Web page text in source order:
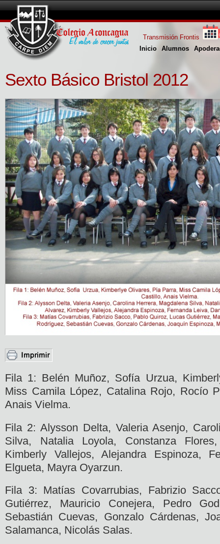
Inicio Alumnos
Transmisión Frontis
Sexto Básico Bristol 2012
Fila 1: Belén Muñoz, Sofía Urzua,
Miss Camila López, Catalina Rojo, Rocío
Anais Vielma.
Fila 2: Alysson Delta, Valeria Asenjo,
Silva, Natalia Loyola, Constanza
Kimberly Vallejos, Alejandra Espinoza,
Elgueta, Mayra Oyarzun.
Fila 3: Matías Covarrubias, Fabrizio
Gutiérrez, Mauricio Conejera, Pedro
Sebastián Cuevas, Gonzalo Cárdenas,
Salamanca, Nicolás Salas.